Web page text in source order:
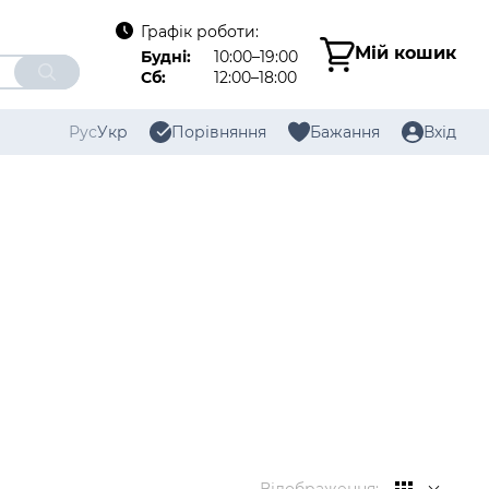
Графік роботи:
Будні:
10:00–19:00
Сб:
12:00–18:00
Мій кошик
РусУкр Порівняння Бажання Вхід